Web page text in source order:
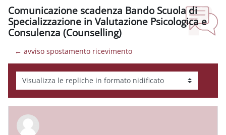
Comunicazione scadenza Bando Scuola di
Specializzazione in Valutazione Psicologica e
Consulenza (Counselling)
← avviso spostamento ricevimento
Modalità visualizzazione